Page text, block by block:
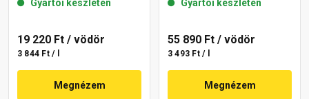
Gyártói készleten
19 220 Ft / vödör
3 844 Ft / l
Megnézem
Gyártói készleten
55 890 Ft / vödör
3 493 Ft / l
Megnézem